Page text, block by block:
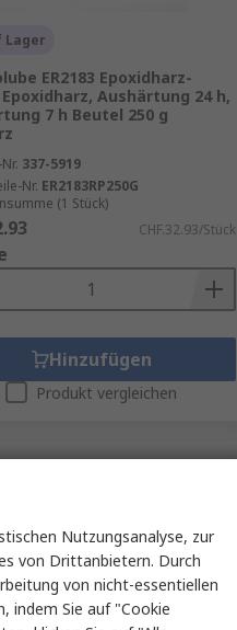
Lager
ER2183 Epoxidharz-
Aushärtung 24 h,
7 h Beutel 250 g
337-5919
Nr. ER2183RP250G
(1 Stück)
CHF.32.93/Stück
Hinzufügen
Produkt vergleichen
Nutzungsanalyse, zur
von Drittanbietern. Durch
von nicht-essentiellen
indem Sie auf "Cookie